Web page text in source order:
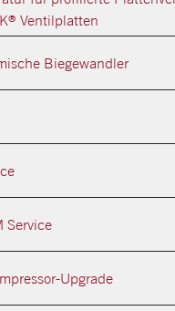
Ventilplatten
Biegewandler
Service
Upgrade